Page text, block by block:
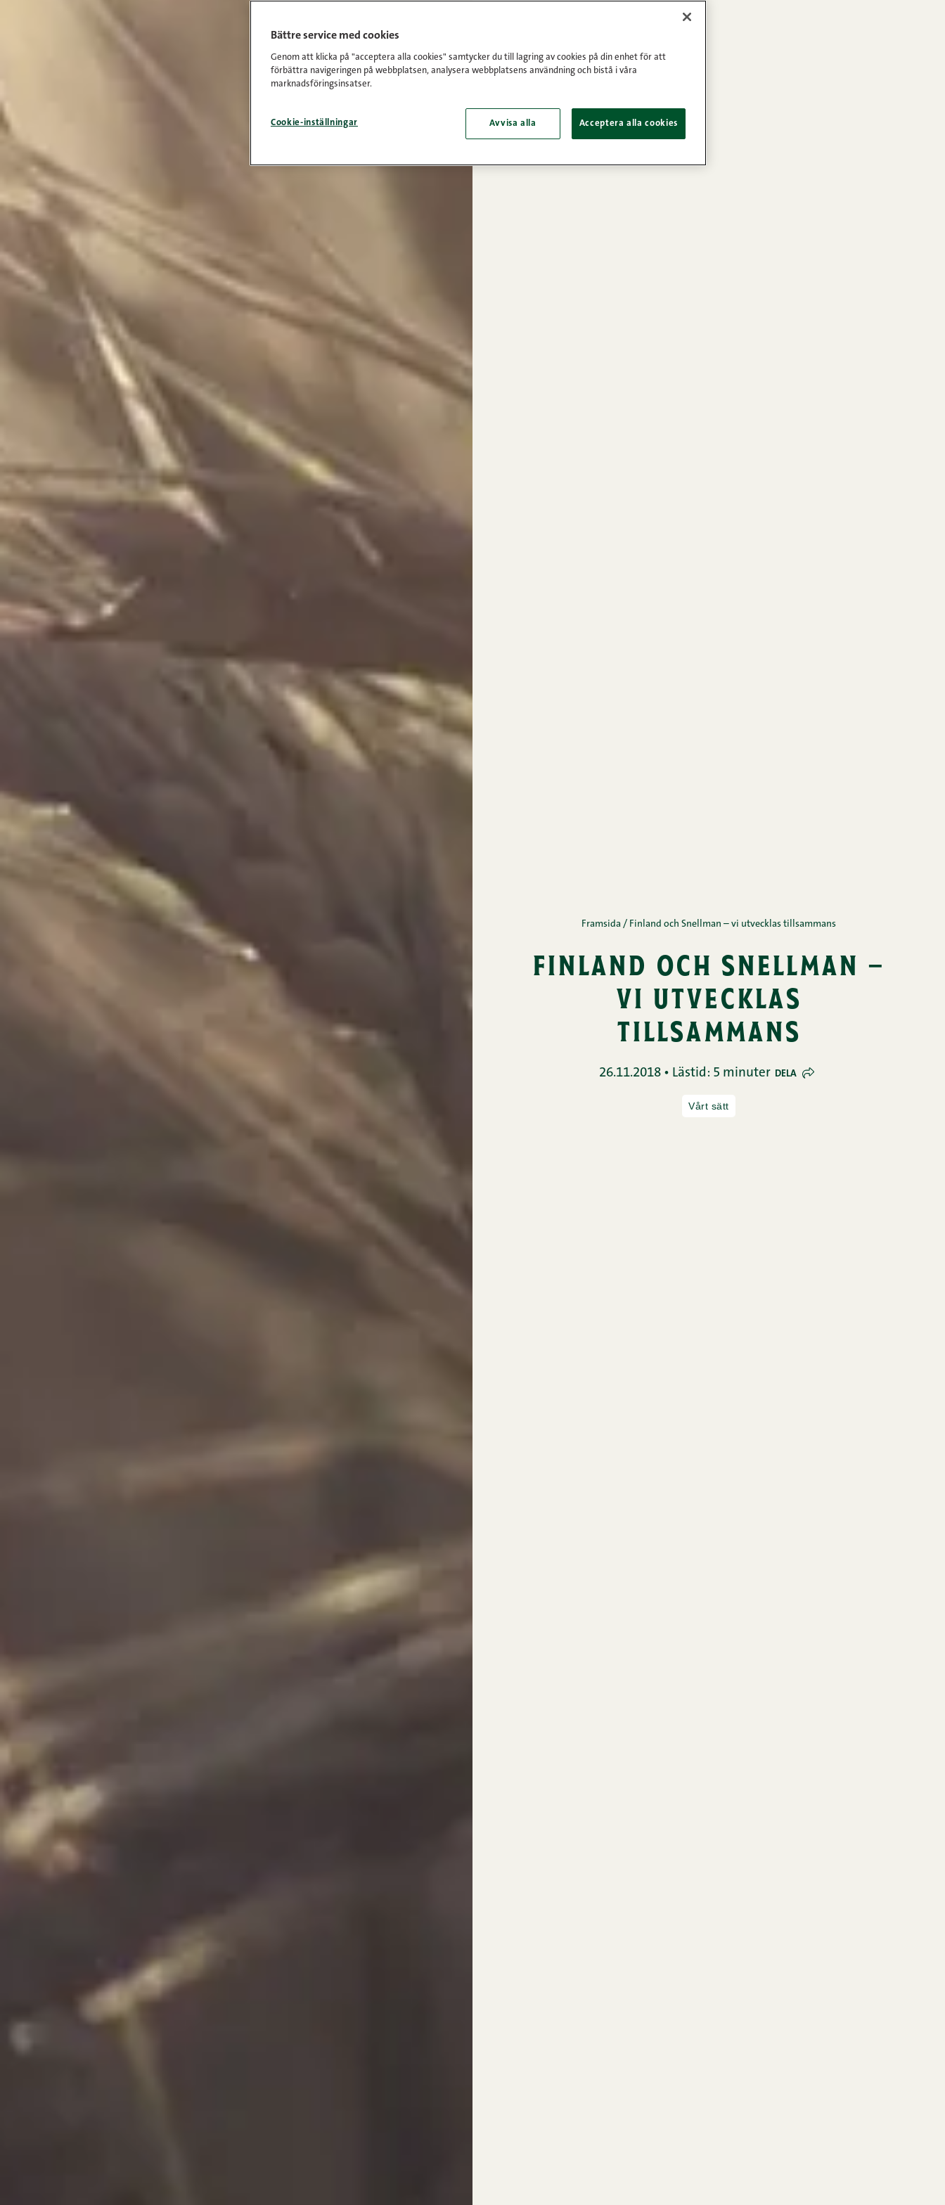
Framsida / Finland och Snellman – vi utvecklas tillsammans
finland och snellman –
vi utvecklas
tillsammans
26.11.2018 • Lästid: 5 minuter DELA
Vårt sätt
Bättre service med cookies
Genom att klicka på "acceptera alla cookies" samtycker du till lagring av cookies på din enhet för att
förbättra navigeringen på webbplatsen, analysera webbplatsens användning och bistå i våra
marknadsföringsinsatser.
Cookie-inställningar Avvisa alla Acceptera alla cookies